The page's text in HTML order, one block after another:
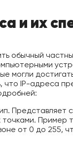
и их
обычный
могли
IP-адреса
Представляет
Пример
от 0 до 255,